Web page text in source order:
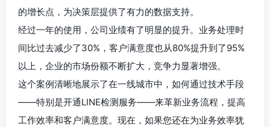
的增长点，为决策层提供了有力的数据支持。
经过一年的使用，公司业绩有了明显的提升。业务处理时
间比过去减少了30%，客户满意度也从80%提升到了95%
以上，企业的市场份额不断扩大，竞争力显著增强。
这个案例清晰地展示了在一线城市中，如何通过技术手段
——特别是开通LINE检测服务——来革新业务流程，提高
工作效率和客户满意度。现在，如果您还在为业务效率犹